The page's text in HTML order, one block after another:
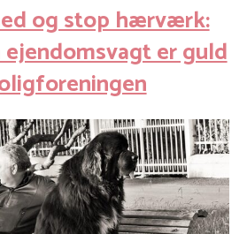
og stop hærværk:
er guld